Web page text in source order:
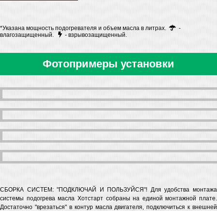
*Указана мощность подогревателя и объем масла в литрах.
-
влагозащищенный.
- взрывозащищенный.
Фотопримеры установки
СБОРКА СИСТЕМ: "ПОДКЛЮЧАЙ И ПОЛЬЗУЙСЯ"! Для удобства монтажа
системы подогрева масла Хотстарт собраны на единой монтажной плате.
Достаточно "врезаться" в контур масла двигателя, подключиться к внешней